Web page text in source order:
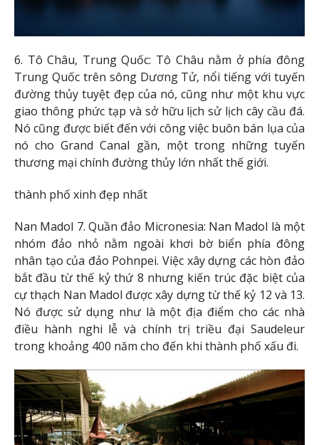
6. Tô Châu, Trung Quốc: Tô Châu nằm ở phía đông
Trung Quốc trên sông Dương Tử, nổi tiếng với tuyến
đường thủy tuyệt đẹp của nó, cũng như một khu vực
giao thông phức tạp và sở hữu lịch sử lịch cây cầu đá.
Nó cũng được biết đến với công việc buôn bán lụa của
nó cho Grand Canal gần, một trong những tuyến
thương mại chính đường thủy lớn nhất thế giới.
thành phố xinh đẹp nhất
Nan Madol 7. Quần đảo Micronesia: Nan Madol là một
nhóm đảo nhỏ nằm ngoài khơi bờ biển phía đông
nhân tạo của đảo Pohnpei. Việc xây dựng các hòn đảo
bắt đầu từ thế kỷ thứ 8 nhưng kiến ​​trúc đặc biệt của
cự thạch Nan Madol được xây dựng từ thế kỷ 12 và 13.
Nó được sử dụng như là một địa điểm cho các nhà
điều hành nghi lễ và chính trị triều đại Saudeleur
trong khoảng 400 năm cho đến khi thành phố xấu đi.